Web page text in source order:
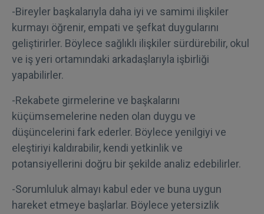
-Bireyler başkalarıyla daha iyi ve samimi ilişkiler
kurmayı öğrenir, empati ve şefkat duygularını
geliştirirler. Böylece sağlıklı ilişkiler sürdürebilir, okul
ve iş yeri ortamındaki arkadaşlarıyla işbirliği
yapabilirler.
-Rekabete girmelerine ve başkalarını
küçümsemelerine neden olan duygu ve
düşüncelerini fark ederler. Böylece yenilgiyi ve
eleştiriyi kaldırabilir, kendi yetkinlik ve
potansiyellerini doğru bir şekilde analiz edebilirler.
-Sorumluluk almayı kabul eder ve buna uygun
hareket etmeye başlarlar. Böylece yetersizlik